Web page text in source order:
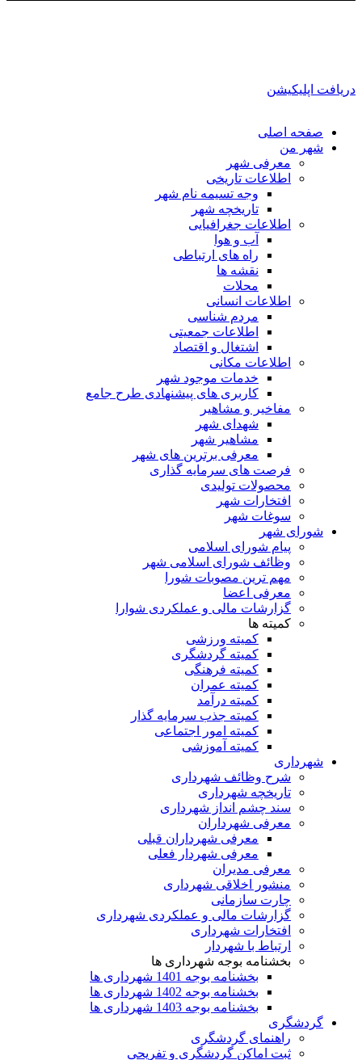
دریافت اپلیکیشن
صفحه اصلی
شهر من
معرفی شهر
اطلاعات تاریخی
وجه تسیمه نام شهر
تاریخچه شهر
اطلاعات جغرافیایی
آب و هوا
راه های ارتباطی
نقشه ها
محلات
اطلاعات انسانی
مردم شناسی
اطلاعات جمعیتی
اشتغال و اقتصاد
اطلاعات مکانی
خدمات موجود شهر
کاربری های پیشنهادی طرح جامع
مفاخیر و مشاهیر
شهدای شهر
مشاهیر شهر
معرفی برترین های شهر
فرصت های سرمایه گذاری
محصولات تولیدی
افتخارات شهر
سوغات شهر
شورای شهر
پیام شورای اسلامی
وظائف شورای اسلامی شهر
مهم ترین مصوبات شورا
معرفی اعضا
گزارشات مالی و عملکردی شوارا
کمیته ها
کمیته ورزشی
کمیته گردشگری
کمیته فرهنگی
کمیته عمران
کمیته درآمد
کمیته جذب سرمایه گذار
کمیته امور اجتماعی
کمیته آموزشی
شهرداری
شرح وظائف شهرداری
تاریخچه شهرداری
سند چشم انداز شهرداری
معرفی شهرداران
معرفی شهرداران قبلی
معرفی شهردار فعلی
معرفی مدیران
منشور اخلاقی شهرداری
چارت سازمانی
گزارشات مالی و عملکردی شهرداری
افتخارات شهرداری
ارتباط با شهردار
بخشنامه بوجه شهرداری ها
بخشنامه بوجه 1401 شهرداری ها
بخشنامه بوجه 1402 شهرداری ها
بخشنامه بوجه 1403 شهرداری ها
گردشگری
راهنمای گردشگری
ثبت اماکن گردشگری و تفریحی